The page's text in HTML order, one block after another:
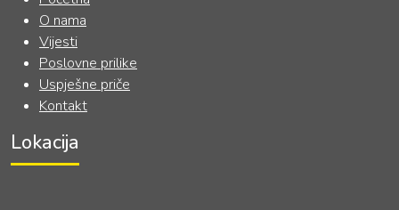
O nama
Vijesti
Poslovne prilike
Uspješne priče
Kontakt
Lokacija